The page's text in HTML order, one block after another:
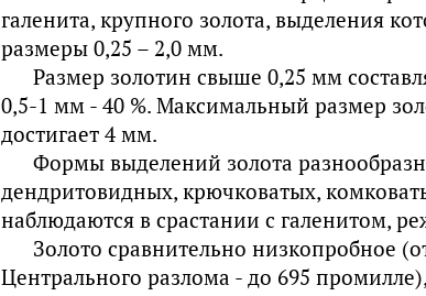
галенита, крупного золота, выделения
размеры 0,25 – 2,0 мм.
Размер золотин свыше 0,25 мм
0,5-1 мм - 40 %. Максимальный размер
достигает 4 мм.
Формы выделений золота
дендритовидных, крючковатых,
наблюдаются в срастании с галенитом,
Золото сравнительно низкопробное
Центрального разлома - до 695